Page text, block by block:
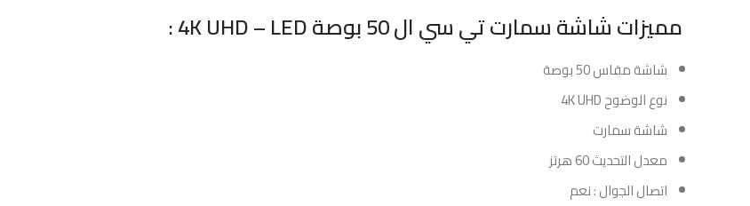
مميزات شاشة سمارت تي سي ال 50 بوصة 4K UHD – LED :
شاشة مقاس 50 بوصة
نوع الوضوح 4K UHD
شاشة سمارت
معدل التحديث 60 هرتز
اتصال الجوال : نعم